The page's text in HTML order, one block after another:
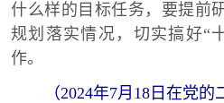
什么样的目标任务，要提前
规划落实情况，切实搞好“
作。
（2024年7月18日在党